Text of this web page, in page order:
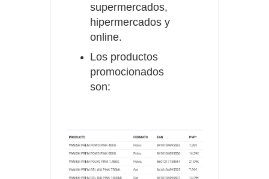
supermercados,
hipermercados y
online.
Los productos
promocionados
son: